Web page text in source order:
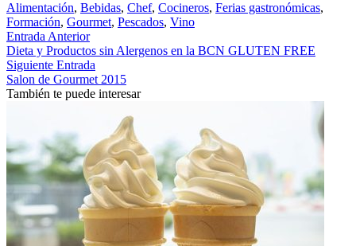
Alimentación, Bebidas, Chef, Cocineros, Ferias gastronómicas,
Formación, Gourmet, Pescados, Vino
Entrada Anterior
Dieta y Productos sin Alergenos en la BCN GLUTEN FREE
Siguiente Entrada
Salon de Gourmet 2015
También te puede interesar